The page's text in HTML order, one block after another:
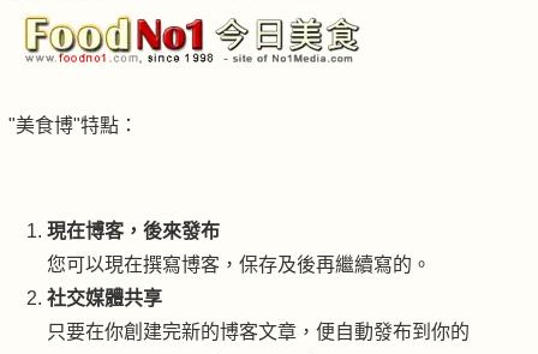
"美食博"特點：
現在博客，後來發布
您可以現在撰寫博客，保存及後再繼續寫的。
社交媒體共享
只要在你創建完新的博客文章，便自動發布到你的